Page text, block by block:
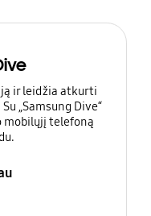
ir leidžia atkurti
„Samsung Dive“
mobilųjį telefoną